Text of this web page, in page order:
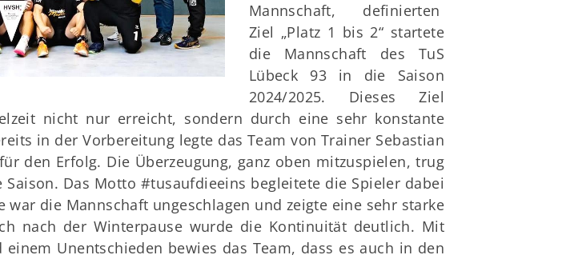
Mannschaft, definierten
Ziel „Platz 1 bis 2“ startete
die Mannschaft des TuS
Lübeck 93 in die Saison
2024/2025. Dieses Ziel
nicht nur erreicht, sondern durch eine sehr konstante
in der Vorbereitung legte das Team von Trainer Sebastian
den Erfolg. Die Überzeugung, ganz oben mitzuspielen, trug
Das Motto #tusaufdieeins begleitete die Spieler dabei
war die Mannschaft ungeschlagen und zeigte eine sehr starke
nach der Winterpause wurde die Kontinuität deutlich. Mit
Unentschieden bewies das Team, dass es auch in den
Geschäftsstelle
TuS Lübeck von 1893 e.V.
Schlutuper Straße 37
23566 Lübeck
0451/63646
info@tus-luebeck.de